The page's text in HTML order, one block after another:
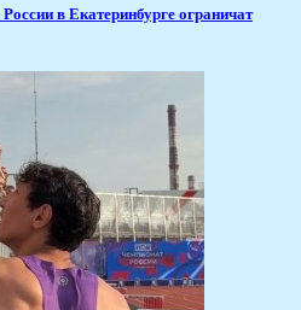
в Екатеринбурге ограничат